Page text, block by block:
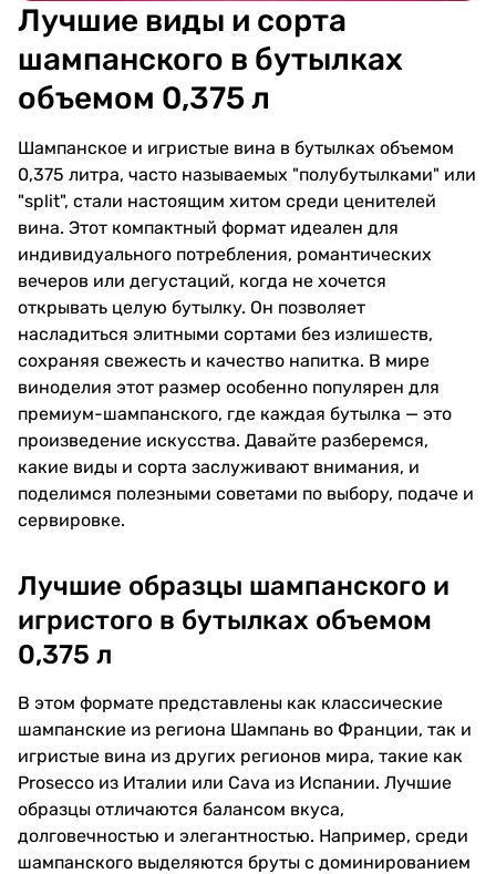
Лучшие виды и сорта
шампанского в бутылках
объемом 0,375 л
Шампанское и игристые вина в бутылках объемом
0,375 литра, часто называемых "полубутылками" или
"split", стали настоящим хитом среди ценителей
вина. Этот компактный формат идеален для
индивидуального потребления, романтических
вечеров или дегустаций, когда не хочется
открывать целую бутылку. Он позволяет
насладиться элитными сортами без излишеств,
сохраняя свежесть и качество напитка. В мире
виноделия этот размер особенно популярен для
премиум-шампанского, где каждая бутылка — это
произведение искусства. Давайте разберемся,
какие виды и сорта заслуживают внимания, и
поделимся полезными советами по выбору, подаче и
сервировке.
Лучшие образцы шампанского и
игристого в бутылках объемом
0,375 л
В этом формате представлены как классические
шампанские из региона Шампань во Франции, так и
игристые вина из других регионов мира, такие как
Prosecco из Италии или Cava из Испании. Лучшие
образцы отличаются балансом вкуса,
долговечностью и элегантностью. Например, среди
шампанского выделяются бруты с доминированием